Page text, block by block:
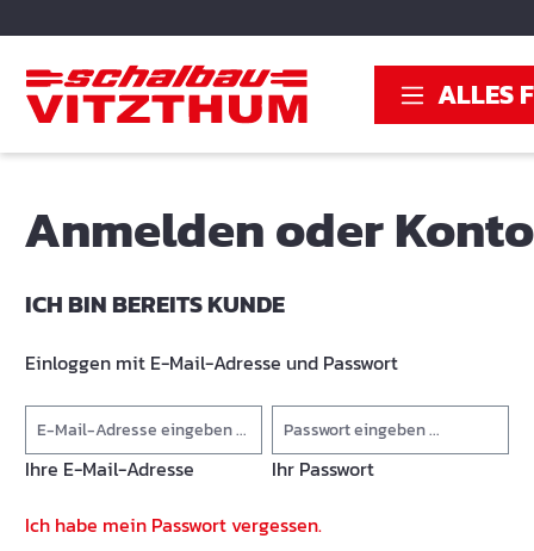
ALLES
Anmelden oder
ICH BIN BEREITS KUNDE
Einloggen mit E-Mail-Adresse und Passwort
Ihre E-Mail-Adresse
Ihr Passwort
Ich habe mein Passwort vergessen.